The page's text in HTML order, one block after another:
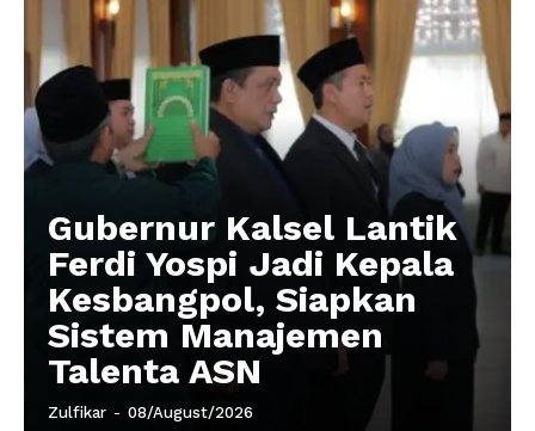
Gubernur Kalsel Lantik
Ferdi Yospi Jadi Kepala
Kesbangpol, Siapkan
Sistem Manajemen
Talenta ASN
Zulfikar - 08/August/2026